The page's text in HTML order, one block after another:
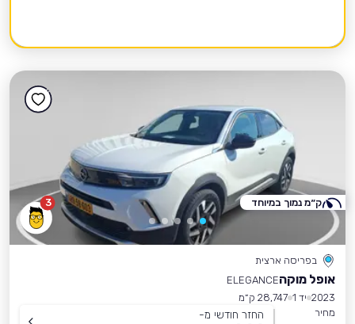
3
בפריסה ארצית
אופל מוקהELEGANCE
2023 יד 1
28,747 ק״מ
מחיר
החזר חודשי מ-
ק״מ נמוך במיוחד